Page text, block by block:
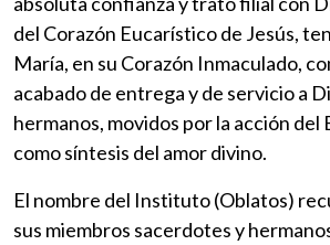
del Corazón Eucarístico de Jesús,
María, en su Corazón Inmaculado,
acabado de entrega y de servicio a
hermanos, movidos por la acción del
como síntesis del amor divino.
El nombre del Instituto (Oblatos)
sus miembros sacerdotes y